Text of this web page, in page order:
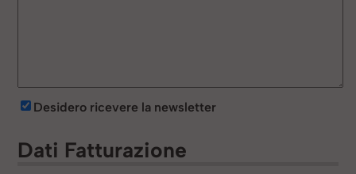
Desidero ricevere la newsletter
Dati Fatturazione